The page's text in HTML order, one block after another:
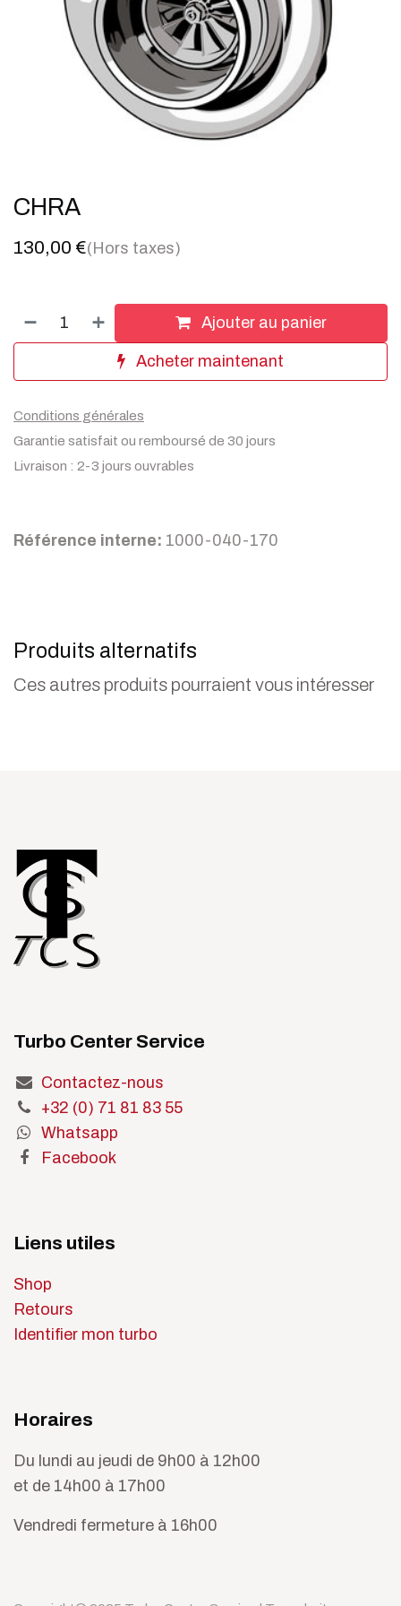
CHRA
130,00 €(Hors taxes)
Ajouter au panier
Acheter maintenant
Conditions générales
Garantie satisfait ou remboursé de 30 jours
Livraison : 2-3 jours ouvrables
Référence interne: 1000-040-170
Produits alternatifs
Ces autres produits pourraient vous intéresser
Turbo Center Service
Contactez-nous
+32 (0) 71 81 83 55
Whatsapp
Facebook
Liens utiles
Shop
Retours
Identifier mon turbo
Horaires
Du lundi au jeudi de 9h00 à 12h00
et de 14h00 à 17h00
Vendredi fermeture à 16h00